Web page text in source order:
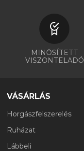
MINŐSÍTETT
VISZONTELADÓ
VÁSÁRLÁS
Horgászfelszerelés
Ruházat
Lábbeli